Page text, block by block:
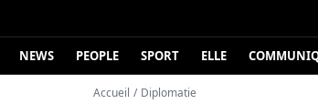
NEWS PEOPLE SPORT ELLE
Accueil / Diplomatie